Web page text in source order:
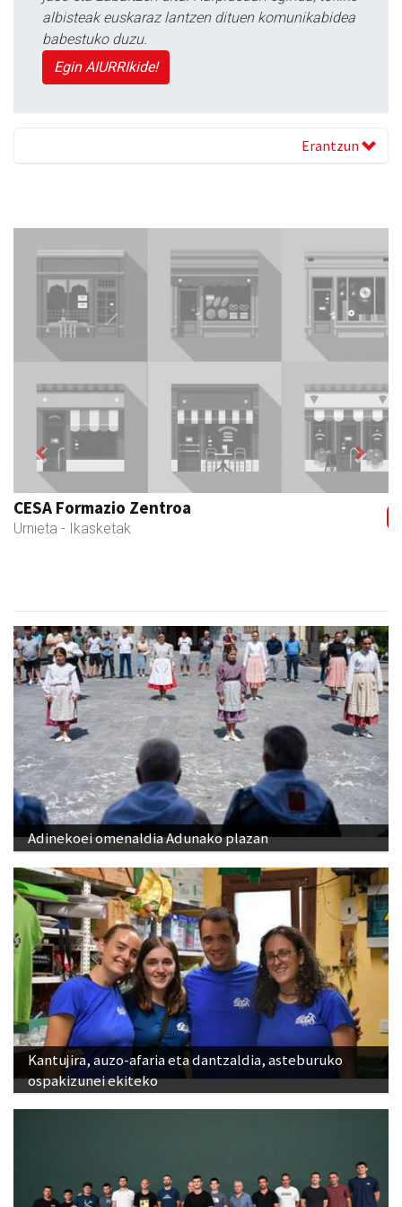
albisteak euskaraz lantzen dituen komunikabidea
babestuko duzu.
Egin AIURRIkide!
Erantzun
CESA Formazio Zentroa
Urnieta - Ikasketak
Previous Next
Adinekoei omenaldia Adunako plazan
Kantujira, auzo-afaria eta dantzaldia, asteburuko
ospakizunei ekiteko